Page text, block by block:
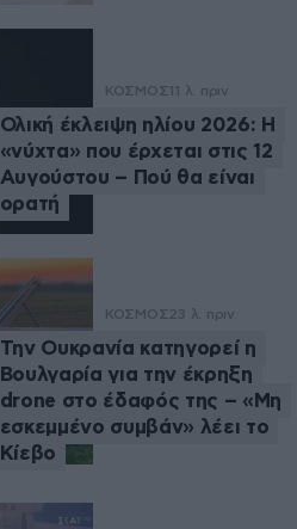
ΚΟΣΜΟΣ 11 λ. πριν
Ολική έκλειψη ηλίου 2026: Η
«νύχτα» που έρχεται στις 12
Αυγούστου – Πού θα είναι
ορατή
ΚΟΣΜΟΣ23 λ. πριν
Την Ουκρανία κατηγορεί η
Βουλγαρία για την έκρηξη
drone στο έδαφός της – «Μη
εσκεμμένο συμβάν» λέει το
Κίεβο